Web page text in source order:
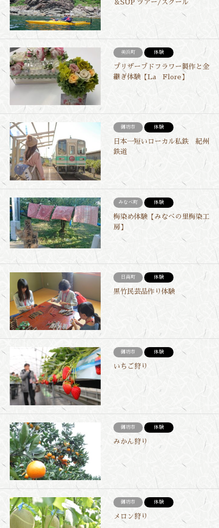
＆SUP ツアー/スクール
美浜町 体験
プリザーブドフラワー製作と金
継ぎ体験【La Flore】
御坊市 体験
日本一短いローカル私鉄 紀州
鉄道
みなべ町 体験
梅染め体験【みなべの里梅染工
房】
日高町 体験
黒竹民芸品作り体験
御坊市 体験
いちご狩り
御坊市 体験
みかん狩り
御坊市 体験
メロン狩り